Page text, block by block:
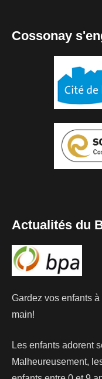
Cossonay
Actualités du
Gardez vos enfants
main!
Les enfants adorent
Malheureusement,